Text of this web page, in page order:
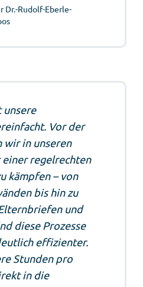
Dr.-Rudolf-Eberle-
unsere
Vor der
wir in unseren
regelrechten
kämpfen – von
bis hin zu
und
diese Prozesse
effizienter.
Stunden pro
in die